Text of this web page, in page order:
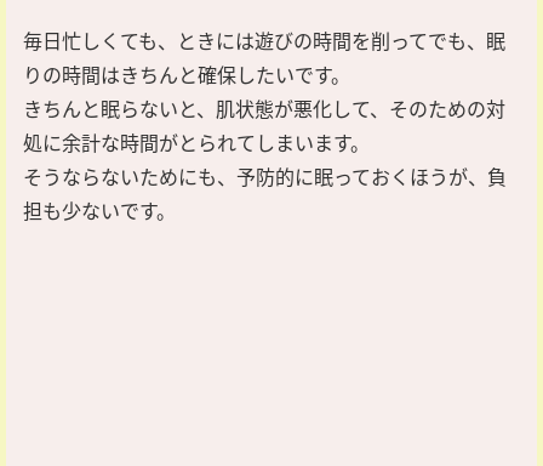
毎日忙しくても、ときには遊びの時間を削ってでも、眠
りの時間はきちんと確保したいです。
きちんと眠らないと、肌状態が悪化して、そのための対
処に余計な時間がとられてしまいます。
そうならないためにも、予防的に眠っておくほうが、負
担も少ないです。